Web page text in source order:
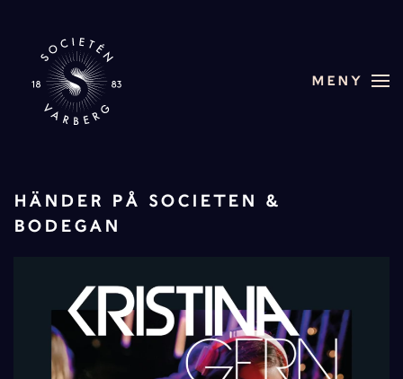
Skip to main content
MENY
HÄNDER PÅ SOCIETEN &
BODEGAN